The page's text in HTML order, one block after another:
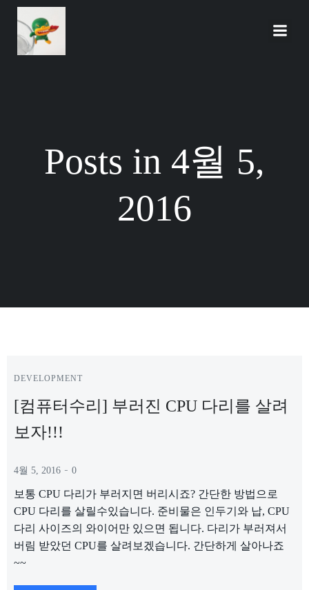
Posts in 4월 5,
2016
DEVELOPMENT
[컴퓨터수리] 부러진 CPU 다리를 살려
보자!!!
4월 5, 2016 - 0
보통 CPU 다리가 부러지면 버리시죠? 간단한 방법으로
CPU 다리를 살릴수있습니다. 준비물은 인두기와 납, CPU
다리 사이즈의 와이어만 있으면 됩니다. 다리가 부러져서
버림 받았던 CPU를 살려보겠습니다. 간단하게 살아나죠
~~